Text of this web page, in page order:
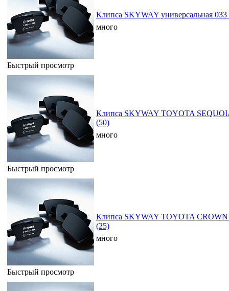
Быстрый просмотр
Клипса SKYWAY универсальная 033
много
Быстрый просмотр
Клипса SKYWAY TOYOTA
(50)
много
Быстрый просмотр
Клипса SKYWAY TOYOTA CROWN
(25)
много